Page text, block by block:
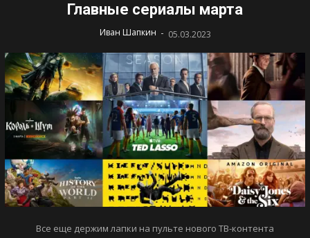
Главные сериалы марта
Иван Шапкин - 05.03.2023
Все еще держим лапки на пульте нового ТВ-контента